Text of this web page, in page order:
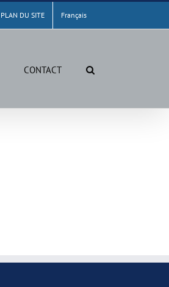
PLAN DU SITE Français
CONTACT